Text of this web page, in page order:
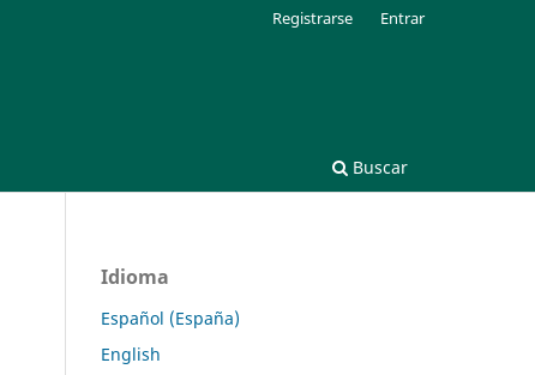
Buscar
Registrarse Entrar
Idioma
Español (España)
English